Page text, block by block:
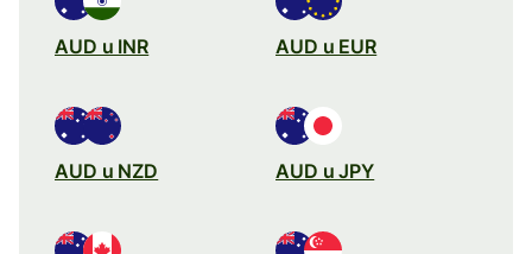
AUD u INR AUD u EUR
AUD u NZD AUD u JPY